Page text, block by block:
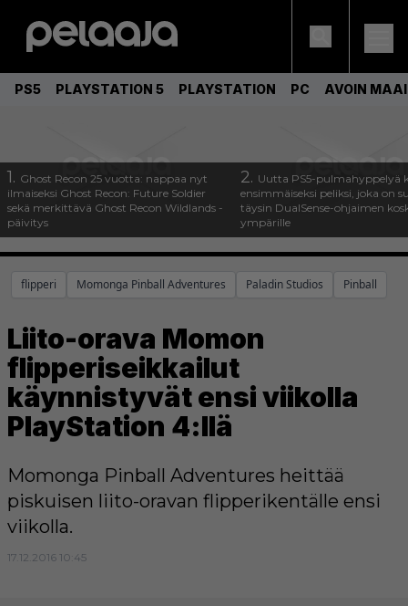
PS5 PLAYSTATION 5 PLAYSTATION PC AVOIN
1. Ghost Recon 25 vuotta: nappaa nyt
ilmaiseksi Ghost Recon: Future Soldier
sekä merkittävä Ghost Recon Wildlands -
päivitys
2. Uutta PS5-pulmahyppelyä
ensimmäiseksi peliksi, joka on
täysin DualSense-ohjaimen
ympärille
flipperi Momonga Pinball Adventures Paladin Studios Pinball
Liito-orava Momon
flipperiseikkailut
käynnistyvät ensi viikolla
PlayStation 4:llä
Momonga Pinball Adventures heittää
piskuisen liito-oravan flipperikentälle ensi
viikolla.
17.12.2016 10:45